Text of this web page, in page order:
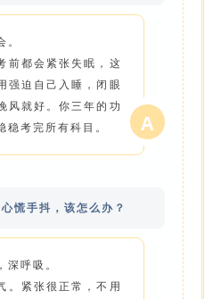
前都会紧张失眠，这
强迫自己入睡，闭眼
风就好。你三年的功
稳考完所有科目。
A
慌手抖，该怎么办？
呼吸。
。紧张很正常，不用